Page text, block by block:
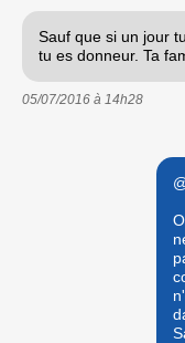
Sauf que si un jour
tu es donneur. Ta
05/07/2016 à 14h28